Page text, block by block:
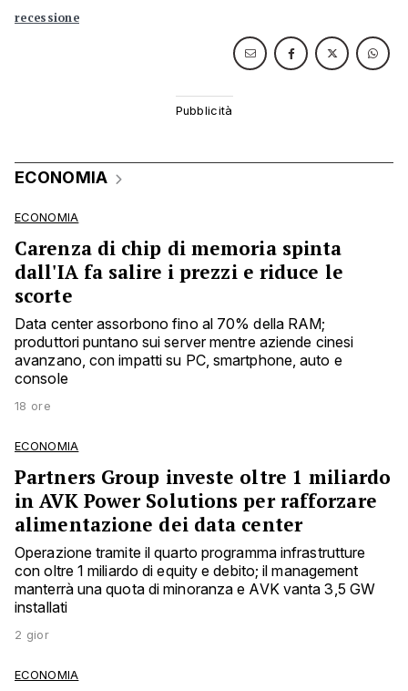
recessione
ECONOMIA
ECONOMIA
Carenza di chip di memoria spinta
dall'IA fa salire i prezzi e riduce le
scorte
Data center assorbono fino al 70% della RAM;
produttori puntano sui server mentre aziende cinesi
avanzano, con impatti su PC, smartphone, auto e
console
18 ore
ECONOMIA
Partners Group investe oltre 1 miliardo
in AVK Power Solutions per rafforzare
alimentazione dei data center
Operazione tramite il quarto programma infrastrutture
con oltre 1 miliardo di equity e debito; il management
manterrà una quota di minoranza e AVK vanta 3,5 GW
installati
2 gior
ECONOMIA